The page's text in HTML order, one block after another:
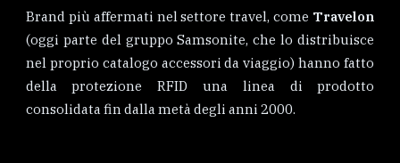
Brand più affermati nel settore travel, come Travelon
(oggi parte del gruppo Samsonite, che lo distribuisce
nel proprio catalogo accessori da viaggio) hanno fatto
della protezione RFID una linea di prodotto
consolidata fin dalla metà degli anni 2000.